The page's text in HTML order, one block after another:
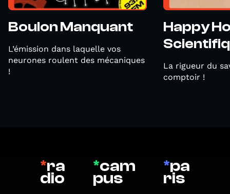
Boulon Manquant
L’émission dans laquelle vos
neurones roulent des mécaniques
!
Happy
La rigueur du
comptoir !
*ra
dio
*cam
pus
*pa
ris